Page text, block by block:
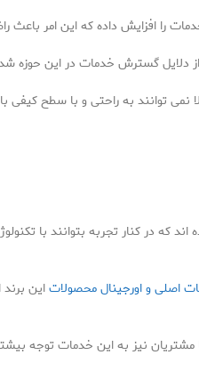
را افزایش داده که این امر
از دلایل گسترش خدمات در این حوزه
نمی توانند به راحتی و با سطح
که در کنار تجربه بتوانند با
اصلی و اورجینال محصولاتاین
نیز به این خدمات توجه